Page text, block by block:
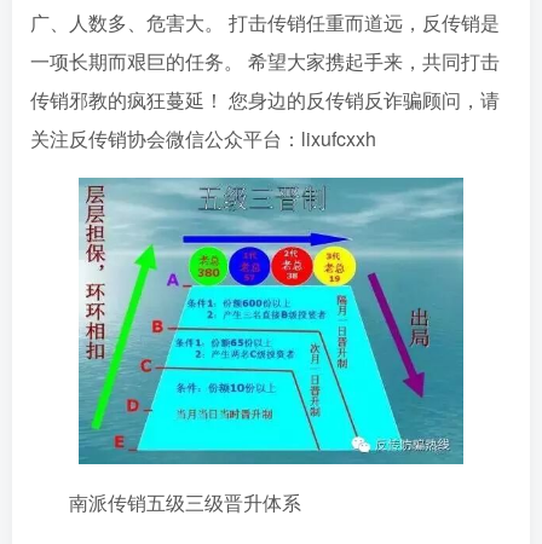
广、人数多、危害大。 打击传销任重而道远，反传销是
一项长期而艰巨的任务。 希望大家携起手来，共同打击
传销邪教的疯狂蔓延！ 您身边的反传销反诈骗顾问，请
关注反传销协会微信公众平台：lixufcxxh
南派传销五级三级晋升体系